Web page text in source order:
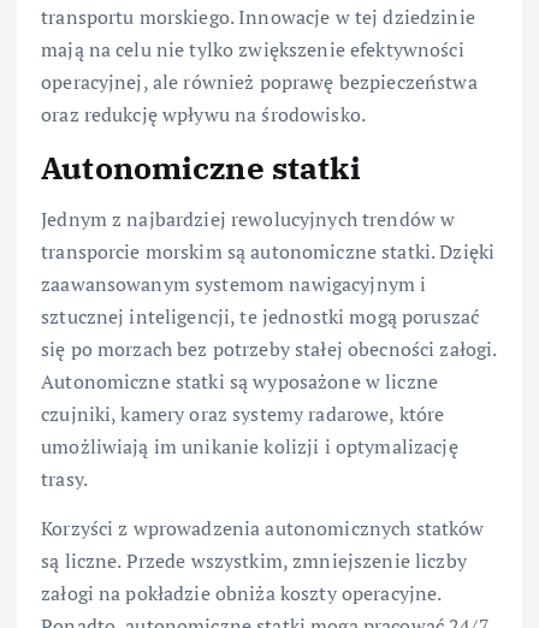
transportu morskiego. Innowacje w tej dziedzinie
mają na celu nie tylko zwiększenie efektywności
operacyjnej, ale również poprawę bezpieczeństwa
oraz redukcję wpływu na środowisko.
Autonomiczne statki
Jednym z najbardziej rewolucyjnych trendów w
transporcie morskim są autonomiczne statki. Dzięki
zaawansowanym systemom nawigacyjnym i
sztucznej inteligencji, te jednostki mogą poruszać
się po morzach bez potrzeby stałej obecności załogi.
Autonomiczne statki są wyposażone w liczne
czujniki, kamery oraz systemy radarowe, które
umożliwiają im unikanie kolizji i optymalizację
trasy.
Korzyści z wprowadzenia autonomicznych statków
są liczne. Przede wszystkim, zmniejszenie liczby
załogi na pokładzie obniża koszty operacyjne.